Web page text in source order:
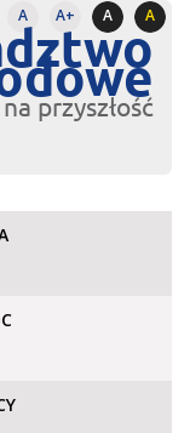
A A+ A A
przyszłość